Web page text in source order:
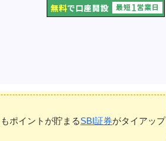
ポイントが貯まるSBI証券がタイアップ